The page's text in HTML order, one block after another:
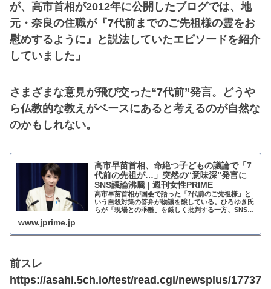
が、高市首相が2012年に公開したブログでは、地
元・奈良の住職が『7代前までのご先祖様の霊をお
慰めするように』と説法していたエピソードを紹介
していました」
さまざまな意見が飛び交った“7代前”発言。どうや
ら仏教的な教えがベースにあると考えるのが自然な
のかもしれない。
高市早苗首相、命絶つ子どもの議論で「7
代前の先祖が…」突然の“意味深”発言に
SNS議論沸騰 | 週刊女性PRIME
高市早苗首相が国会で語った「7代前のご先祖様」と
いう自殺対策の答弁が物議を醸している。ひろゆき氏
らが「現場との乖離」を厳しく批判する一方、SNSで
www.jprime.jp
前スレ
https://asahi.5ch.io/test/read.cgi/newsplus/17737